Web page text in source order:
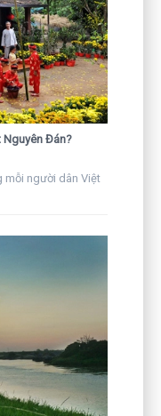
Nguyên Đán?
mỗi người dân Việt